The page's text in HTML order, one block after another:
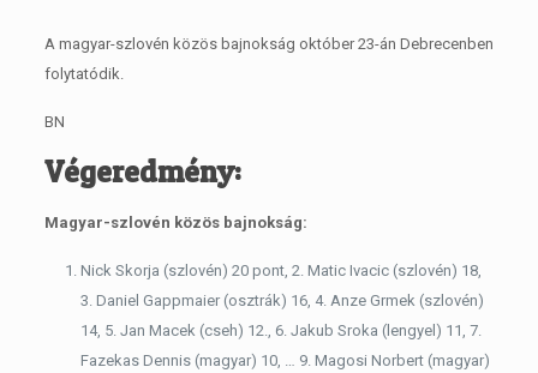
A magyar-szlovén közös bajnokság október 23-án Debrecenben
folytatódik.
BN
Végeredmény:
Magyar-szlovén közös bajnokság:
Nick Skorja (szlovén) 20 pont, 2. Matic Ivacic (szlovén) 18,
3. Daniel Gappmaier (osztrák) 16, 4. Anze Grmek (szlovén)
14, 5. Jan Macek (cseh) 12., 6. Jakub Sroka (lengyel) 11, 7.
Fazekas Dennis (magyar) 10, … 9. Magosi Norbert (magyar)